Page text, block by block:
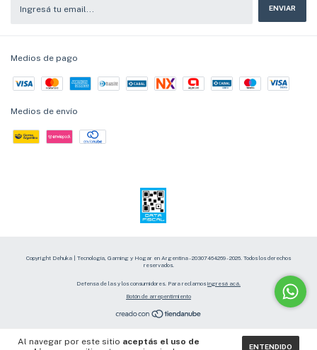
Al navegar por este sitio aceptás el uso de
ENTENDIDO
Medios de pago
Medios de envío
Copyright Dehuka | Tecnología, Gaming y Hogar en Argentina - 20307464269 - 2026. Todos los derechos
reservados.
Defensa de las y los consumidores. Para reclamos ingresá acá.
Botón de arrepentimiento